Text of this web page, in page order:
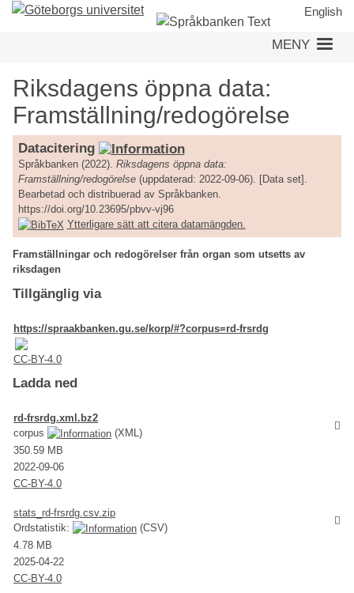
Hoppa
English
MENY
Riksdagens öppna data:
Framställning/redogörelse
Datacitering
Språkbanken (2022). Riksdagens öppna data:
Framställning/redogörelse(uppdaterad: 2022-09-06). [Data set].
Bearbetad och distribuerad av Språkbanken.
https://doi.org/10.23695/pbvv-vj96
Ytterligare sätt att citera datamängden.
Framställningar och redogörelser från organ som utsetts av
riksdagen
Tillgänglig via
https://spraakbanken.gu.se/korp/#?corpus=rd-frsrdg
CC-BY-4.0
Ladda ned
rd-frsrdg.xml.bz2
corpus
(XML)
350.59 MB
2022-09-06
CC-BY-4.0
stats_rd-frsrdg.csv.zip
Ordstatistik:
(CSV)
4.78 MB
2025-04-22
CC-BY-4.0